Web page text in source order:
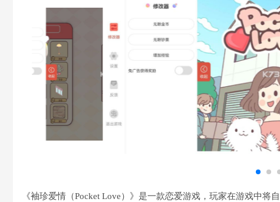
《袖珍爱情（Pocket Love）》是一款恋爱游戏，玩家在游戏中